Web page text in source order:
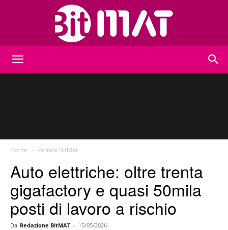
Home Portale BitMat
Auto elettriche: oltre trenta
gigafactory e quasi 50mila
posti di lavoro a rischio
Da Redazione BitMAT - 15/05/2026